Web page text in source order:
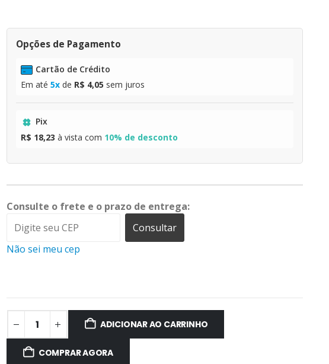
Opções de Pagamento
Cartão de Crédito
Em até 5xde R$ 4,05 sem juros
Pix
R$ 18,23 à vista com 10% de desconto
Consulte o frete e o prazo de entrega:
Consultar
Não sei meu cep
ADICIONAR AO CARRINHO
COMPRAR AGORA